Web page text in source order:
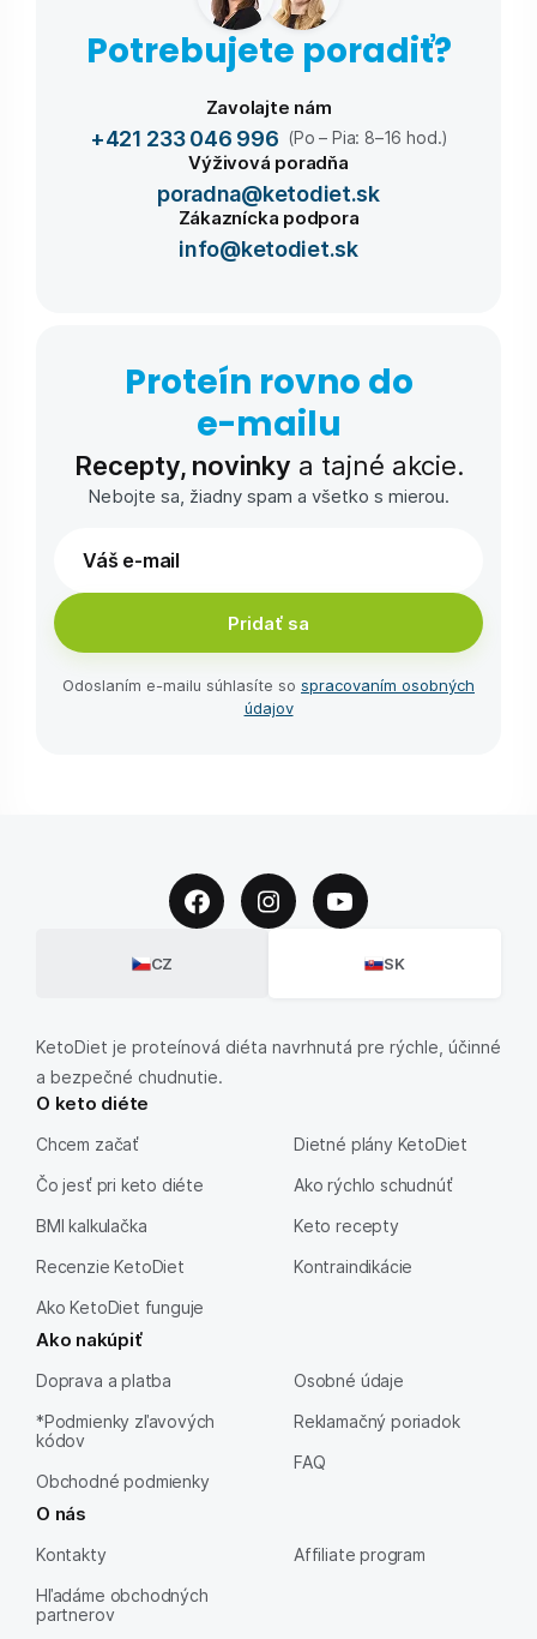
Potrebujete poradiť?
Zavolajte nám
+421 233 046 996 (Po – Pia: 8–16 hod.)
Výživová poradňa
poradna@ketodiet.sk
Zákaznícka podpora
info@ketodiet.sk
Proteín rovno do
e-⁠mailu
Recepty, novinky a tajné akcie.
Nebojte sa, žiadny spam a všetko s mierou.
Pridať sa
Odoslaním e-⁠mailu súhlasíte so spracovaním osobných
údajov
CZ SK
KetoDiet je proteínová diéta navrhnutá pre rýchle, účinné
a bezpečné chudnutie.
O keto diéte
Chcem začať
Čo jesť pri keto diéte
BMI kalkulačka
Recenzie KetoDiet
Ako KetoDiet funguje
Dietné plány KetoDiet
Ako rýchlo schudnúť
Keto recepty
Kontraindikácie
Ako nakúpiť
Doprava a platba
*Podmienky zľavových
kódov
Obchodné podmienky
Osobné údaje
Reklamačný poriadok
FAQ
O nás
Kontakty
Hľadáme obchodných
partnerov
Affiliate program